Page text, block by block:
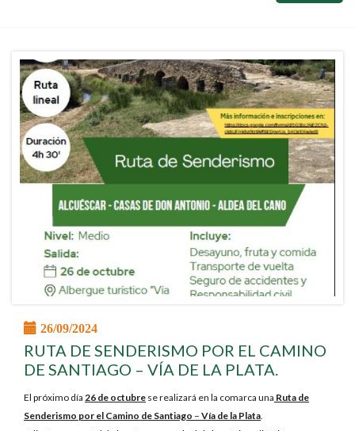
26/09/2024
RUTA DE SENDERISMO POR EL CAMINO
DE SANTIAGO – VÍA DE LA PLATA.
El próximo día 26 de octubre se realizará en la comarca una Ruta de
Senderismo por el Camino de Santiago – Vía de la Plata